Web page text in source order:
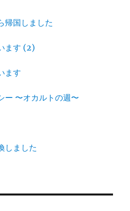
帰国しました
ます (2)
ます
ー 〜オカルトの週〜
しました